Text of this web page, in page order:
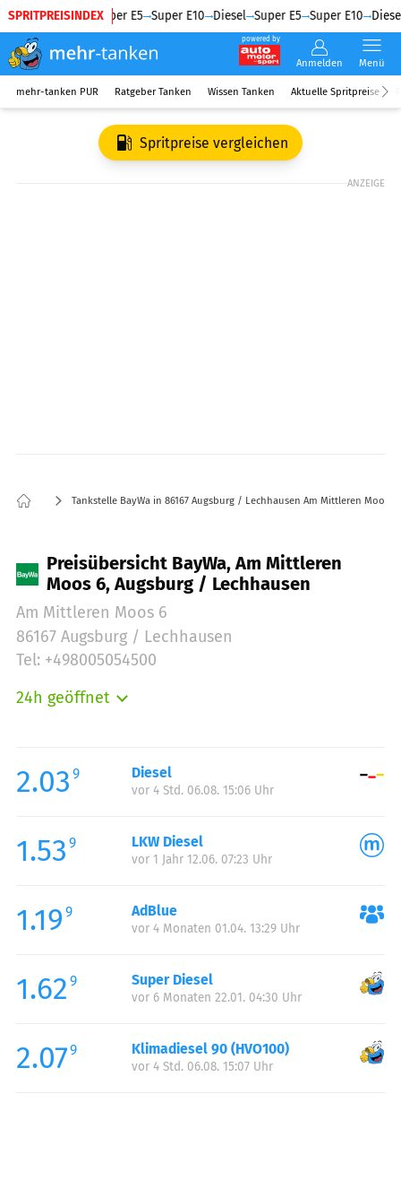
SPRITPREISINDEX
Diesel Super E5 Super E10 Diesel Super E5 Super E10 Diesel
powered by
Anmelden Menü
mehr-tanken PUR Ratgeber Tanken Wissen Tanken Aktuelle Spritpreise
Spritpreise vergleichen
ANZEIGE
Tankstelle BayWa in 86167 Augsburg / Lechhausen Am Mittleren Moos 6
Preisübersicht BayWa, Am Mittleren
Moos 6, Augsburg / Lechhausen
Am Mittleren Moos 6
86167 Augsburg / Lechhausen
Tel: +498005054500
24h geöffnet
Mittwoch:
00:00-24:00
Donnerstag:
Samstag:
00:00-24:00
Sonntag:
2.03 9 Diesel
vor 4 Std. 06.08. 15:06 Uhr
1.53 9 LKW Diesel
vor 1 Jahr 12.06. 07:23 Uhr
1.19 9 AdBlue
vor 4 Monaten 01.04. 13:29 Uhr
1.62 9 Super Diesel
vor 6 Monaten 22.01. 04:30 Uhr
2.079 Klimadiesel 90 (HVO100)
vor 4 Std. 06.08. 15:07 Uhr